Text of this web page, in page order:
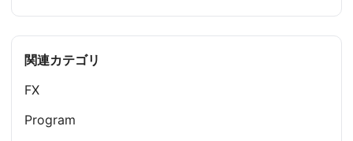
関連カテゴリ
FX
Program